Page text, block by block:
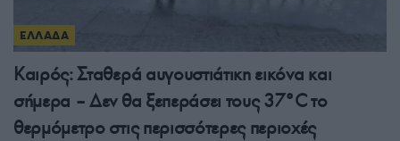
ΕΛΛΑΔΑ
Καιρός: Σταθερά αυγουστιάτικη εικόνα και
σήμερα – Δεν θα ξεπεράσει τους 37°C το
θερμόμετρο στις περισσότερες περιοχές